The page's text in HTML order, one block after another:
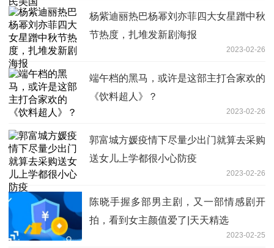
杨紫迪丽热巴杨幂刘亦菲四大女星蹭中秋
节热度，扎堆发新剧海报
2023-02-26
端午档的黑马，或许是这部主打合家欢的
《饮料超人》？
2023-02-26
郭富城方媛疫情下尽量少出门就算去采购
送女儿上学都很小心防疫
2023-02-26
陈晓手握多部男主剧，又一部情感剧开
拍，看到女主颜值爱了|天天精选
2023-02-25